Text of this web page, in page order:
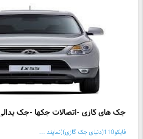
جک های گازی -اتصالات جکها -جک
فایکو110(دنیای جک گازی)(نمایند ...